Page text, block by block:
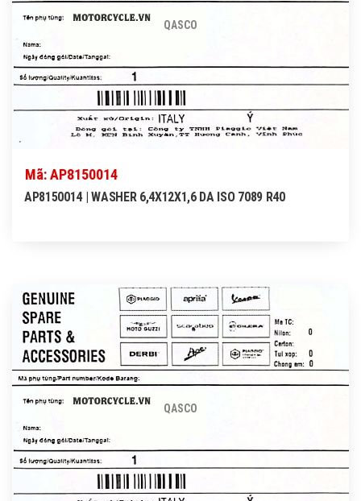
QASCO
Mã: AP8150014
AP8150014 | WASHER 6,4X12X1,6 DA ISO 7089 R40
QASCO